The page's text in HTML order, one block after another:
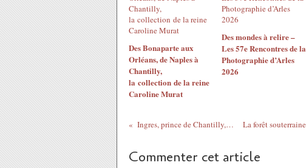
Des Bonaparte aux
Orléans, de Naples à
Chantilly,
la collection de la reine
Caroline Murat
Des mondes à relire –
Les 57e Rencontres de la
Photographie d’Arles
2026
Ingres, prince de Chantilly, parmi les princes d’Orléans
Commenter cet article